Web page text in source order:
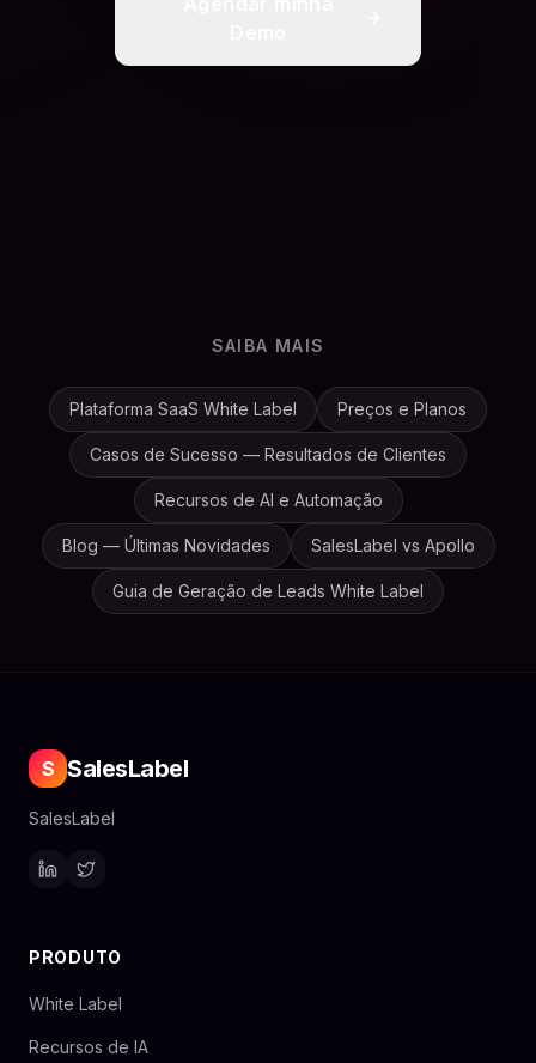
SAIBA MAIS
Plataforma SaaS White Label Preços e Planos
Casos de Sucesso — Resultados de Clientes
Recursos de AI e Automação
Blog — Últimas Novidades SalesLabel vs Apollo
Guia de Geração de Leads White Label
S SalesLabel
SalesLabel
PRODUTO
White Label
Recursos de IA